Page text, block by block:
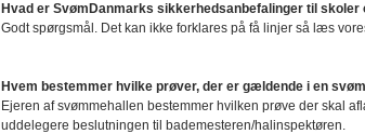
Hvad er SvømDanmarks sikkerhedsanbefalinger til skoler
Godt spørgsmål. Det kan ikke forklares på få linjer så læs
Hvem bestemmer hvilke prøver, der er gældende i en
Ejeren af svømmehallen bestemmer hvilken prøve der skal
uddelegere beslutningen til bademesteren/halinspektøren.